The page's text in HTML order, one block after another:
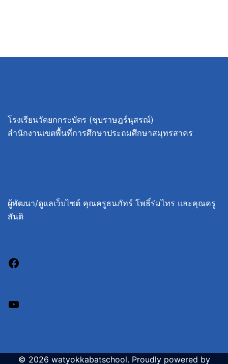
โรงเรียนวัดยกกระบัตร (ชุบราษฎร์นุสรณ์)
สำนักงานเขตพื้นที่การศึกษาประถมศึกษาสมุทรสาคร
ผู้พัฒนา/ดูแลเว็บไซต์ คุณครูธนภัทร์ โพธิ์ร่มไทร และคุณครู
สันติ
© 2026 watyokkabatschool. Proudly powered by